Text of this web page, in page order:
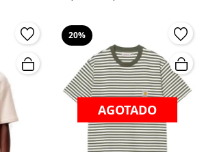
20%
AGOTADO